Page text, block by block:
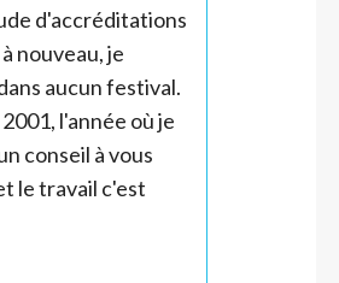
d'accréditations
nouveau, je
aucun festival.
l'année où je
conseil à vous
le travail c'est